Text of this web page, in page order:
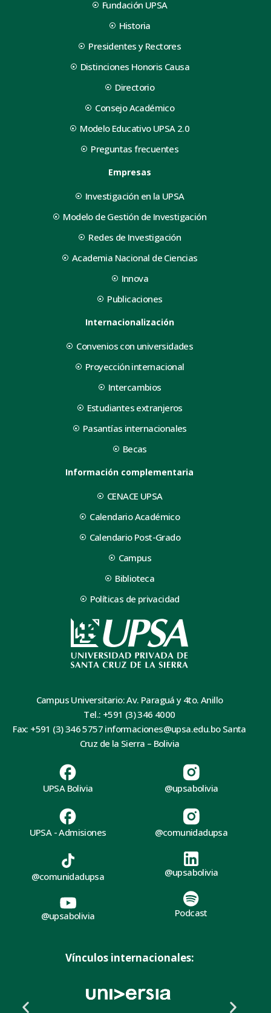
Fundación UPSA
Historia
Presidentes y Rectores
Distinciones Honoris Causa
Directorio
Consejo Académico
Modelo Educativo UPSA 2.0
Preguntas frecuentes
Empresas
Investigación en la UPSA
Modelo de Gestión de Investigación
Redes de Investigación
Academia Nacional de Ciencias
Innova
Publicaciones
Internacionalización
Convenios con universidades
Proyección internacional
Intercambios
Estudiantes extranjeros
Pasantías internacionales
Becas
Información complementaria
CENACE UPSA
Calendario Académico
Calendario Post-Grado
Campus
Biblioteca
Políticas de privacidad
Campus Universitario: Av. Paraguá y 4to. Anillo
Tel.: +591 (3) 346 4000
Fax: +591 (3) 346 5757 informaciones@upsa.edu.bo Santa
Cruz de la Sierra – Bolivia
UPSA Bolivia
UPSA - Admisiones
@upsabolivia
@comunidadupsa
@comunidadupsa
@upsabolivia
@upsabolivia
Podcast
Vínculos internacionales: